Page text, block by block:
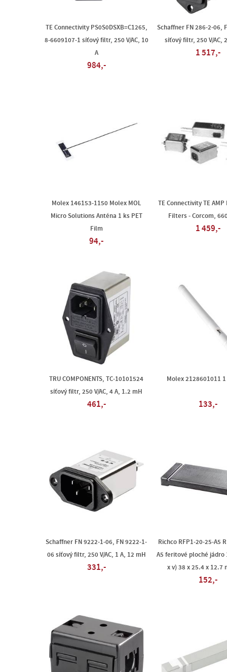
TE Connectivity PS0S0DSXB=C1265,
8-6609107-1 síťový filtr, 250 V/AC, 10
A
984,-
Schaffner FN 286-2-06,
síťový filtr, 250 V/AC,
1 517,-
Molex 146153-1150 Molex MOL
Micro Solutions Anténa 1 ks PET
Film
94,-
TE Connectivity TE
Filters - Corcom,
1 459,-
TRU COMPONENTS, TC-10101524
síťový filtr, 250 V/AC, 4 A, 1.2 mH
461,-
Molex 2128601011
133,-
Schaffner FN 9222-1-06, FN 9222-1-
06 síťový filtr, 250 V/AC, 1 A, 12 mH
331,-
Richco RFP1-20-25-A5
A5 feritové ploché jádro
x v) 38 x 25.4 x 12.7
152,-